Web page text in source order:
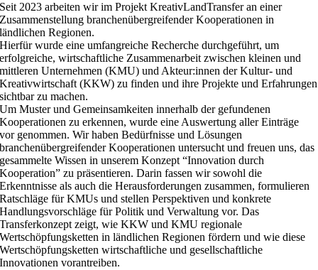
Seit 2023 arbeiten wir im Projekt KreativLandTransfer an einer
Zusam­menstellung branchenübergreifender Kooperationen in
ländlichen Regionen.
Hierfür wurde eine umfangreiche Recherche durchgeführt, um
erfolgreiche, wirtschaftliche Zusammenarbeit zwischen klei­nen und
mittleren Unternehmen (KMU) und Akteur:innen der Kultur-­ und
Kreativwirtschaft (KKW) zu finden und ihre Pro­jekte und Erfahrungen
sichtbar zu machen.
Um Muster und Ge­meinsamkeiten innerhalb der gefundenen
Kooperationen zu erkennen, wurde eine Auswertung aller Einträge
vor­ genommen. Wir haben Bedürfnisse und Lösungen
branchenübergreifender Kooperationen untersucht und freuen uns, das
gesammelte Wissen in unserem Konzept “Innovation durch
Kooperation” zu präsentieren. Darin fassen wir sowohl die
Erkenntnisse als auch die Herausforderungen zusammen, formulieren
Ratschläge für KMUs und stellen Perspektiven und konkrete
Handlungsvorschläge für Politik und Verwaltung vor. Das
Transferkonzept zeigt, wie KKW und KMU regionale
Wertschöpfungsketten in ländlichen Regionen fördern und wie diese
Wertschöpfungsketten wirtschaftliche und gesell­schaftliche
Innovationen vorantreiben.